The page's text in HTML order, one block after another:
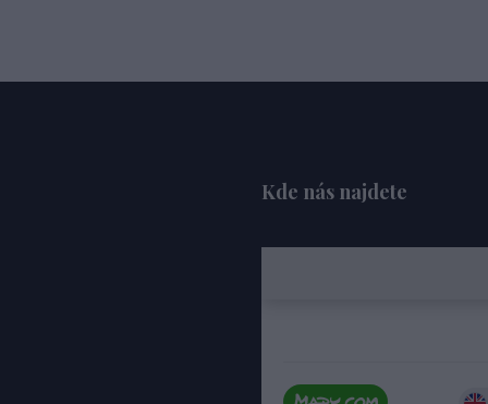
Kde nás najdete